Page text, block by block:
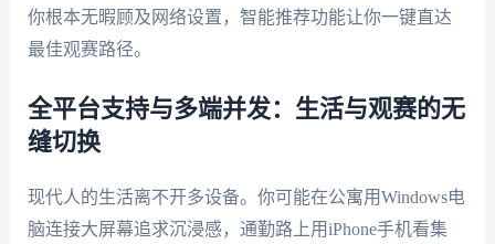
你根本无暇顾及网络设置，智能推荐功能让你一键直达
最佳观赛路径。
全平台支持与多端并发：生活与观赛的无
缝切换
现代人的生活离不开多设备。你可能在公寓用Windows电
脑连接大屏幕追求沉浸感，通勤路上用iPhone手机看集